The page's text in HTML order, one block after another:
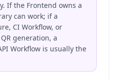
If the Frontend owns a
can work; if a
CI Workflow, or
generation, a
Workflow is usually the